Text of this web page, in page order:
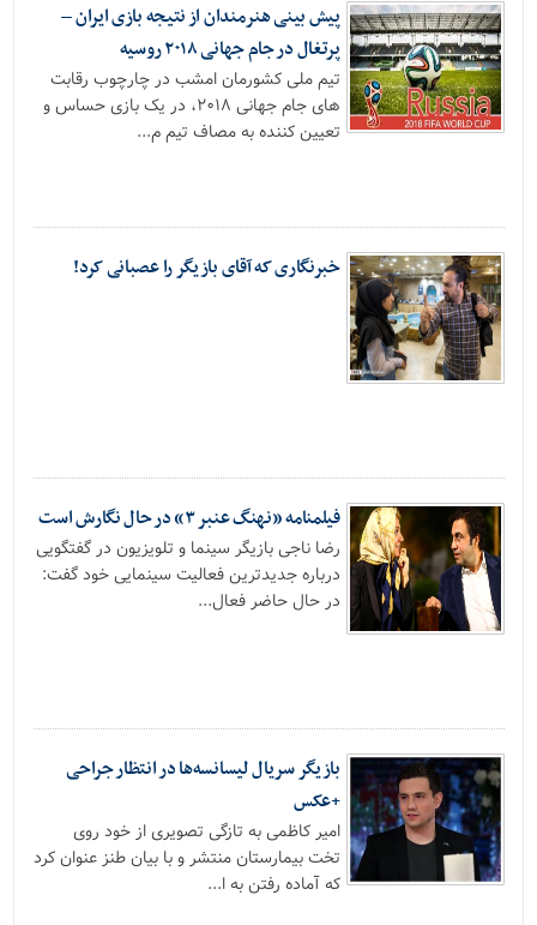
پیش بینی هنرمندان از نتیجه بازی ایران –
پرتغال در جام جهانی ۲۰۱۸ روسیه
تیم ملی کشورمان امشب در چارچوب رقابت
های جام جهانی ۲۰۱۸، در یک بازی حساس و
تعیین کننده به مصاف تیم م...
خبرنگاری که آقای بازیگر را عصبانی کرد!
فیلمنامه «نهنگ عنبر ۳» در حال نگارش است
رضا ناجی بازیگر سینما و تلویزیون در گفتگویی
درباره جدیدترین فعالیت سینمایی خود گفت:
در حال حاضر فعال...
بازیگر سریال لیسانسه‌ها در انتظار جراحی
+عکس
امیر کاظمی به تازگی تصویری از خود روی
تخت بیمارستان منتشر و با بیان طنز عنوان کرد
که آماده رفتن به ا...